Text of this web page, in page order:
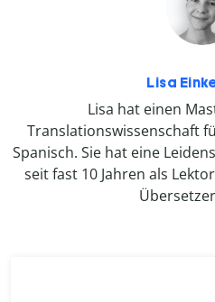
Lisa
Lisa hat einen
Translationswissenschaft
Spanisch. Sie hat eine
seit fast 10 Jahren als